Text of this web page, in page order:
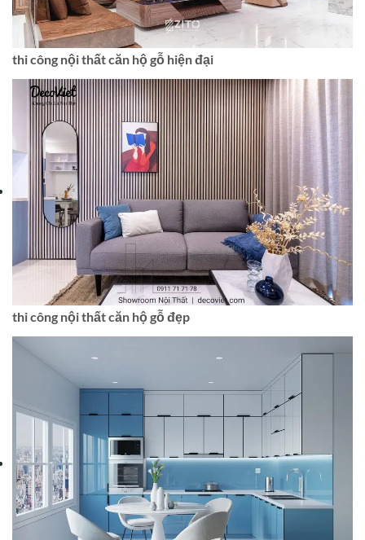
thi công nội thất căn hộ gỗ hiện đại
thi công nội thất căn hộ gỗ đẹp